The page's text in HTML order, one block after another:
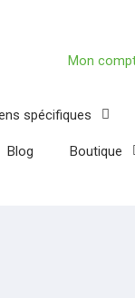
Mon
spécifiques
Blog Boutique